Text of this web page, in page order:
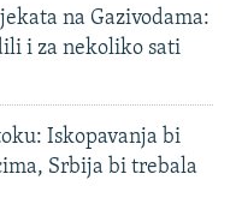
na Gazivodama:
i za nekoliko sati
Iskopavanja bi
Srbija bi trebala